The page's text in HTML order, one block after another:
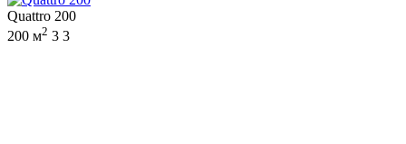
Quattro 200
200 м2 3 3